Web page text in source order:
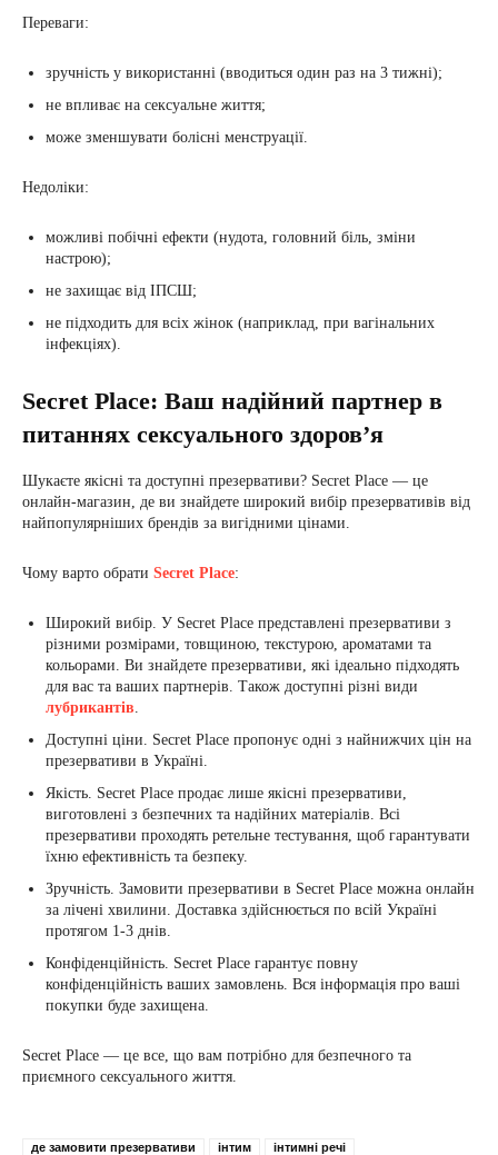
Переваги:
зручність у використанні (вводиться один раз на 3 тижні);
не впливає на сексуальне життя;
може зменшувати болісні менструації.
Недоліки:
можливі побічні ефекти (нудота, головний біль, зміни
настрою);
не захищає від ІПСШ;
не підходить для всіх жінок (наприклад, при вагінальних
інфекціях).
Secret Place: Ваш надійний партнер в
питаннях сексуального здоров’я
Шукаєте якісні та доступні презервативи? Secret Place — це
онлайн-магазин, де ви знайдете широкий вибір презервативів від
найпопулярніших брендів за вигідними цінами.
Чому варто обрати Secret Place:
Широкий вибір. У Secret Place представлені презервативи з
різними розмірами, товщиною, текстурою, ароматами та
кольорами. Ви знайдете презервативи, які ідеально підходять
для вас та ваших партнерів. Також доступні різні види
лубрикантів.
Доступні ціни. Secret Place пропонує одні з найнижчих цін на
презервативи в Україні.
Якість. Secret Place продає лише якісні презервативи,
виготовлені з безпечних та надійних матеріалів. Всі
презервативи проходять ретельне тестування, щоб гарантувати
їхню ефективність та безпеку.
Зручність. Замовити презервативи в Secret Place можна онлайн
за лічені хвилини. Доставка здійснюється по всій Україні
протягом 1-3 днів.
Конфіденційність. Secret Place гарантує повну
конфіденційність ваших замовлень. Вся інформація про ваші
покупки буде захищена.
Secret Place — це все, що вам потрібно для безпечного та
приємного сексуального життя.
де замовити презервативи інтим інтимні речі